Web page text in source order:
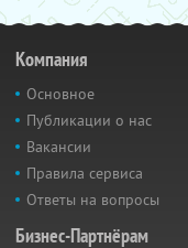
Компания
Основное
Публикации о нас
Вакансии
Правила сервиса
Ответы на вопросы
Бизнес-Партнёрам